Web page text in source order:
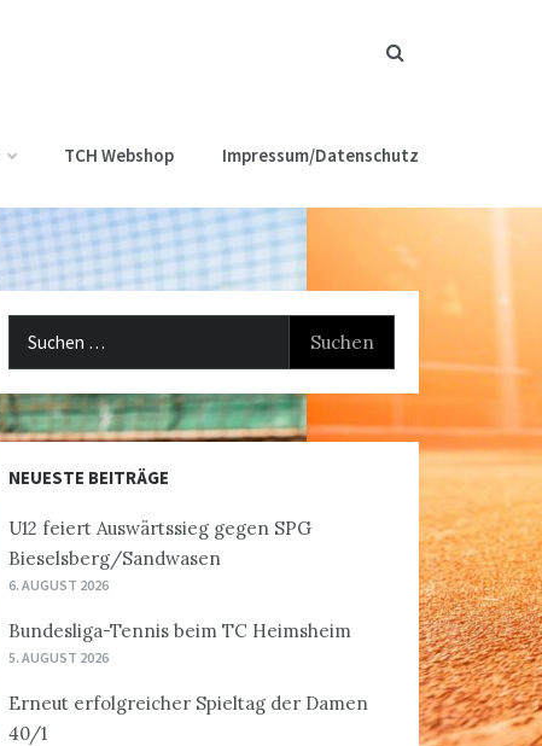
TCH Webshop Impressum/Datenschutz
NEUESTE BEITRÄGE
U12 feiert Auswärtssieg gegen SPG
Bieselsberg/Sandwasen
6. AUGUST 2026
Bundesliga-Tennis beim TC Heimsheim
5. AUGUST 2026
Erneut erfolgreicher Spieltag der Damen
40/1